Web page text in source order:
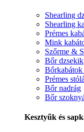
Shearling
Shearling
Prémes
Mink
Szőrme &
Bőr dzsekik
Bőrkabátok
Prémes
Bőr nadrág
Bőr
Kesztyűk és